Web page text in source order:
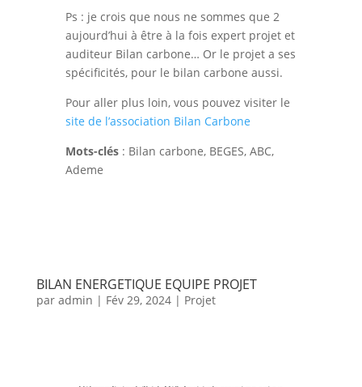
Ps : je crois que nous ne sommes que 2
aujourd’hui à être à la fois expert projet et
auditeur Bilan carbone… Or le projet a ses
spécificités, pour le bilan carbone aussi.
Pour aller plus loin, vous pouvez visiter le
site de l’association Bilan Carbone
Mots-clés: Bilan carbone, BEGES, ABC,
Ademe
BILAN ENERGETIQUE EQUIPE PROJET
par admin | Fév 29, 2024| Projet